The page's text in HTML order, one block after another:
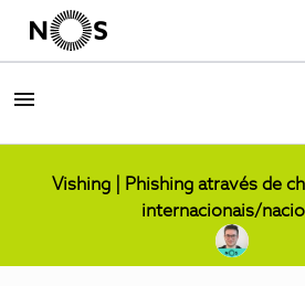
Vishing | Phishing através de
internacionais/